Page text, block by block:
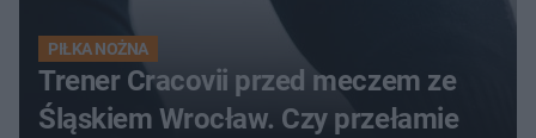
PIŁKA NOŻNA
Trener Cracovii przed meczem ze
Śląskiem Wrocław. Czy przełamie